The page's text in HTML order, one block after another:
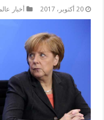
20 أكتوبر، 2017 أخبار